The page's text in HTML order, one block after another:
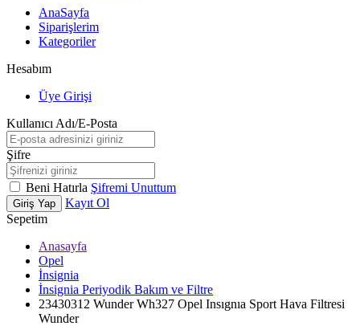
AnaSayfa
Siparişlerim
Kategoriler
Hesabım
Üye Girişi
Kullanıcı Adı/E-Posta
Şifre
Beni Hatırla Şifremi Unuttum
Giriş Yap
Kayıt Ol
Sepetim
Anasayfa
Opel
İnsignia
İnsignia Periyodik Bakım ve Filtre
23430312 Wunder Wh327 Opel Insıgnıa Sport Hava Filtresi
Wunder